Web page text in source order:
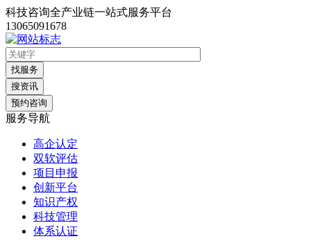
科技咨询全产业链一站式服务平台
13065091678
找服务
搜资讯
预约咨询
服务导航
高企认定
双软评估
项目申报
创新平台
知识产权
科技管理
体系认证